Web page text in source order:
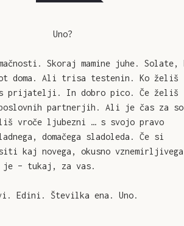
ENGLISH
Uno?
Skoraj mamine juhe.
doma. Ali trisa testenin. Ko želiš
s prijatelji. In dobro pico. Če želiš
partnerjih. Ali je čas za
vroče ljubezni … s svojo pravo
domačega sladoleda. Če si
kaj novega, okusno
– tukaj, za vas.
Edini. Številka ena. Uno.